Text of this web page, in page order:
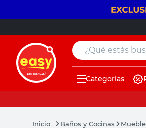
¿Qué estás
Categorías
Baños y Cocinas
muebles